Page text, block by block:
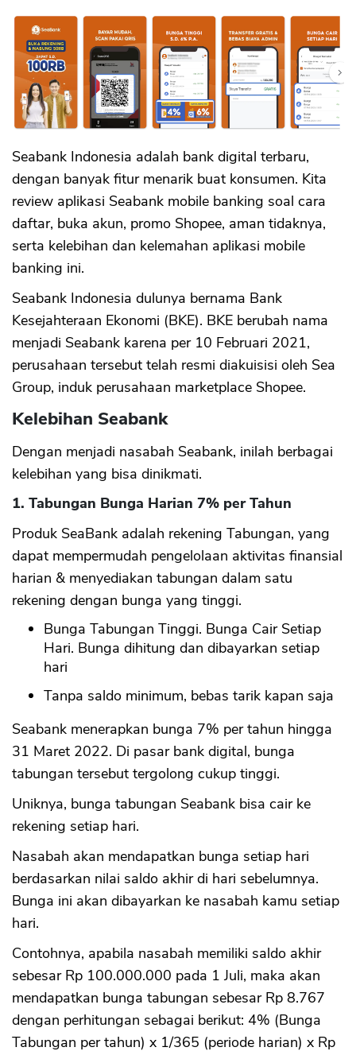
Seabank Indonesia adalah bank digital terbaru,
dengan banyak fitur menarik buat konsumen. Kita
review aplikasi Seabank mobile banking soal cara
daftar, buka akun, promo Shopee, aman tidaknya,
serta kelebihan dan kelemahan aplikasi mobile
banking ini.
Seabank Indonesia dulunya bernama Bank
Kesejahteraan Ekonomi (BKE). BKE berubah nama
menjadi Seabank karena per 10 Februari 2021,
perusahaan tersebut telah resmi diakuisisi oleh Sea
Group, induk perusahaan marketplace Shopee.
Kelebihan Seabank
Dengan menjadi nasabah Seabank, inilah berbagai
kelebihan yang bisa dinikmati.
1. Tabungan Bunga Harian 7% per Tahun
Produk SeaBank adalah rekening Tabungan, yang
dapat mempermudah pengelolaan aktivitas finansial
harian & menyediakan tabungan dalam satu
rekening dengan bunga yang tinggi.
Bunga Tabungan Tinggi. Bunga Cair Setiap
Hari. Bunga dihitung dan dibayarkan setiap
hari
Tanpa saldo minimum, bebas tarik kapan saja
Seabank menerapkan bunga 7% per tahun hingga
31 Maret 2022. Di pasar bank digital, bunga
tabungan tersebut tergolong cukup tinggi.
Uniknya, bunga tabungan Seabank bisa cair ke
rekening setiap hari.
Nasabah akan mendapatkan bunga setiap hari
berdasarkan nilai saldo akhir di hari sebelumnya.
Bunga ini akan dibayarkan ke nasabah kamu setiap
hari.
Contohnya, apabila nasabah memiliki saldo akhir
sebesar Rp 100.000.000 pada 1 Juli, maka akan
mendapatkan bunga tabungan sebesar Rp 8.767
dengan perhitungan sebagai berikut: 4% (Bunga
Tabungan per tahun) x 1/365 (periode harian) x Rp
CANCEL